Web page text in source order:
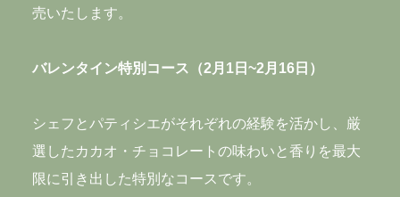
RECRUIT
PRIVACY POLICY
Hills House
売いたします。
バレンタイン特別コース（2月1日~2月16日）
シェフとパティシエがそれぞれの経験を活かし、厳
選したカカオ・チョコレートの味わいと香りを最大
限に引き出した特別なコースです。